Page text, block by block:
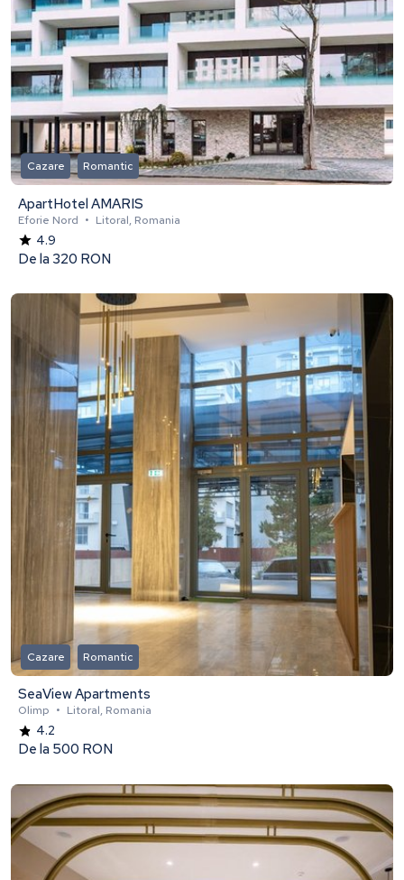
Cazare Romantic
ApartHotel AMARIS
Eforie Nord • Litoral, Romania
4.9
De la 320 RON
Cazare Romantic
SeaView Apartments
Olimp • Litoral, Romania
4.2
De la 500 RON